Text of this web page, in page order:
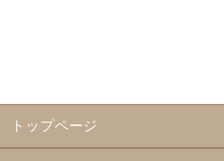
トップページ